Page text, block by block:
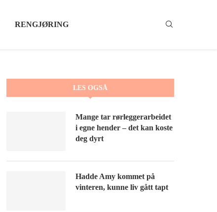
RENGJØRING
LES OGSÅ
Mange tar rørleggerarbeidet
i egne hender – det kan koste
deg dyrt
Hadde Amy kommet på
vinteren, kunne liv gått tapt